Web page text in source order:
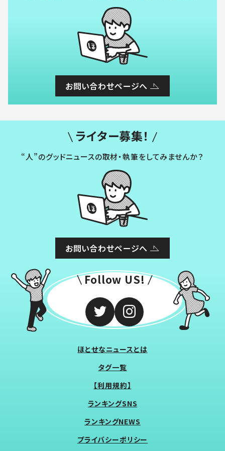
お問い合わせページへ
ライター募集！
“人”のグッドニュースの取材・執筆をしてみませんか？
お問い合わせページへ
Follow US!
ほとせなニュースとは
タグ一覧
【利用規約】
ランキングSNS
ランキングNEWS
プライバシーポリシー